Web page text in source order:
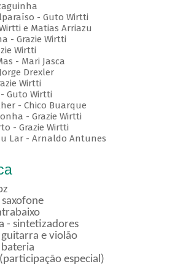
- Guto Wirtti
e Matias Arriazu
- Grazie Wirtti
Wirtti
- Mari Jasca
Drexler
Wirtti
Guto Wirtti
- Chico Buarque
- Grazie Wirtti
- Grazie Wirtti
Lar - Arnaldo Antunes
- sintetizadores
e violão
especial)